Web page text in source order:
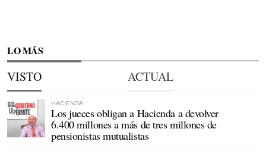
LO MÁS
VISTO ACTUAL
HACIENDA
Los jueces obligan a Hacienda a devolver
6.400 millones a más de tres millones de
pensionistas mutualistas